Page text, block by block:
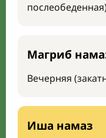
Магриб
Вечерняя
Иша намаз